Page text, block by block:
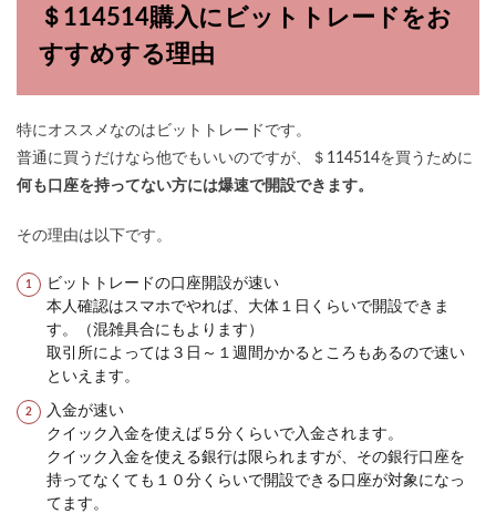
＄114514購入にビットトレードをお
すすめする理由
特にオススメなのはビットトレードです。
普通に買うだけなら他でもいいのですが、＄114514を買うために
何も口座を持ってない方には爆速で開設できます。
その理由は以下です。
ビットトレードの口座開設が速い
本人確認はスマホでやれば、大体１日くらいで開設できま
す。（混雑具合にもよります）
取引所によっては３日～１週間かかるところもあるので速い
といえます。
入金が速い
クイック入金を使えば５分くらいで入金されます。
クイック入金を使える銀行は限られますが、その銀行口座を
持ってなくても１０分くらいで開設できる口座が対象になっ
てます。